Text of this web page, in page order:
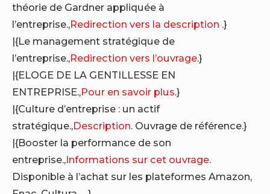
théorie de Gardner appliquée à
l’entreprise.,Redirection vers la description .}
|{Le management stratégique de
l’entreprise.,Redirection vers l’ouvrage.}
|{ELOGE DE LA GENTILLESSE EN
ENTREPRISE.,Pour en savoir plus.}
|{Culture d’entreprise : un actif
stratégique.,Description. Ouvrage de référence.}
|{Booster la performance de son
entreprise.,Informations sur cet ouvrage.
Disponible à l’achat sur les plateformes Amazon,